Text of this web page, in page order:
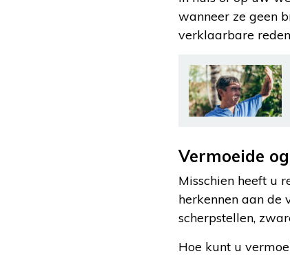
wanneer ze geen
verklaarbare
Vermoeide
Misschien heeft u
herkennen aan de
scherpstellen,
Hoe kunt u